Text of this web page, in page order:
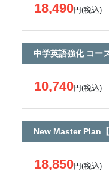
18,490円(税込)
中学英語強化 コー
10,740円(税込)
New Master Plan
18,850円(税込)